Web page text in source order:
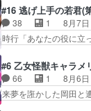
ましてはアサちゃん
顔て何…wアスマさん
ついでに声でも損し…
イに功績を挙げさせ
トルイと王道のオゴ
の行動は想定した目
ラクチンの考えが初
ンゴル政治」国家の
比したおおらかな笑
域をその視野に入れて
#16 逃げ上手の若君(
38 1
8月7日
時行「あなたの役に
のアニメの演出、同
読み切れなかったの
い誰なんだ！役に立
だったり、諏訪神党
#6 乙女怪獣キャラメ
66 1
8月6日
来夢を誑かした岡田